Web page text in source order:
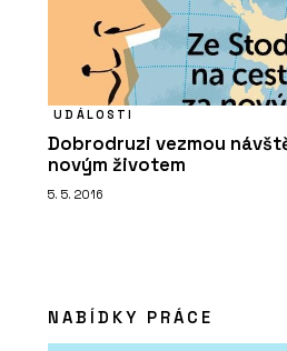
UDÁLOSTI
Dobrodruzi vezmou
novým životem
5. 5. 2016
NABÍDKY PRÁCE